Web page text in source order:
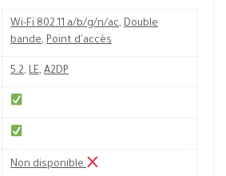
Wi-Fi 802.11 a/b/g/n/ac, Double
bande, Point d'accès
5.2, LE, A2DP
Non disponible